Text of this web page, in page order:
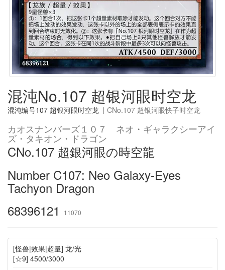
混沌No.107 超银河眼时空龙
混沌编号107 超银河眼时空龙 | CNo.107 超银河眼快子时空龙
カオスナンバーズ１０７ ネオ・ギャラクシーアイ
ズ・タキオン・ドラゴン
CNo.107 超銀河眼の時空龍
Number C107: Neo Galaxy-Eyes
Tachyon Dragon
68396121
11070
[怪兽|效果|超量] 龙/光
[☆9] 4500/3000